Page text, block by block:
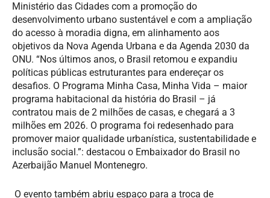
Ministério das Cidades com a promoção do
desenvolvimento urbano sustentável e com a ampliação
do acesso à moradia digna, em alinhamento aos
objetivos da Nova Agenda Urbana e da Agenda 2030 da
ONU. “Nos últimos anos, o Brasil retomou e expandiu
políticas públicas estruturantes para endereçar os
desafios. O Programa Minha Casa, Minha Vida – maior
programa habitacional da história do Brasil – já
contratou mais de 2 milhões de casas, e chegará a 3
milhões em 2026. O programa foi redesenhado para
promover maior qualidade urbanística, sustentabilidade e
inclusão social.”: destacou o Embaixador do Brasil no
Azerbaijão Manuel Montenegro.
O evento também abriu espaço para a troca de